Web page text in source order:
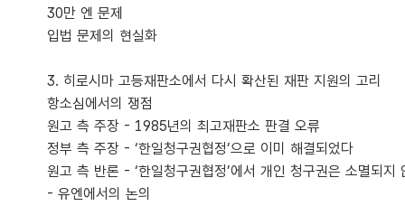
30만 엔 문제
입법 문제의 현실화
3. 히로시마 고등재판소에서 다시 확산된 재판 지원의 고리
항소심에서의 쟁점
원고 측 주장 - 1985년의 최고재판소 판결 오류
정부 측 주장 - ‘한일청구권협정’으로 이미 해결되었다
원고 측 반론 - ‘한일청구권협정’에서 개인 청구권은 소멸되지
- 유엔에서의 논의